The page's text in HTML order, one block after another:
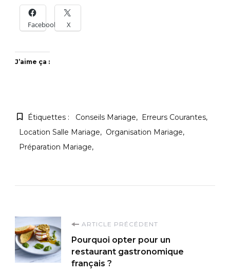
Facebook X
J’aime ça :
Étiquettes : Conseils Mariage
Erreurs Courantes
Location Salle Mariage
Organisation Mariage
Préparation Mariage
Navigation
d'article
ARTICLE PRÉCÉDENT
Pourquoi opter pour un
restaurant gastronomique
français ?